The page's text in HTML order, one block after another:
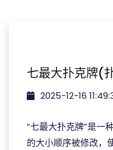
七最大扑克牌(
2025-12-16
“七最大扑克牌”是一
的大小顺序被修改，